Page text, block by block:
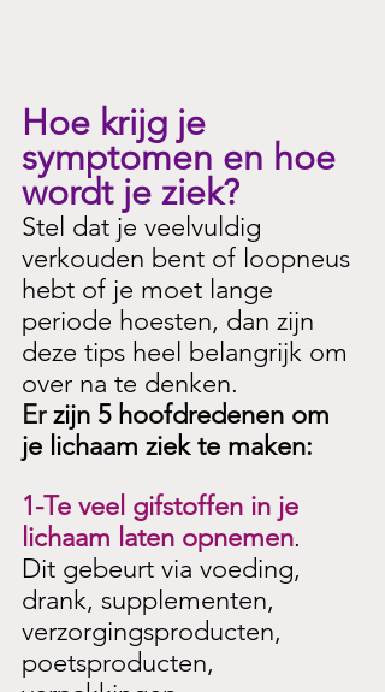
Hoe krijg je
symptomen en hoe
wordt je ziek?
Stel dat je veelvuldig
verkouden bent of loopneus
hebt of je moet lange
periode hoesten, dan zijn
deze tips heel belangrijk om
over na te denken.
Er zijn 5 hoofdredenen om
je lichaam ziek te maken:
1-Te veel gifstoffen in je
lichaam laten opnemen.
Dit gebeurt via voeding,
drank, supplementen,
verzorgingsproducten,
poetsproducten,